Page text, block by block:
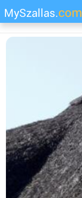
MySzallas.com